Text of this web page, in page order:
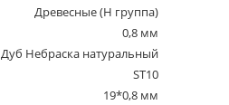
Древесные (Н группа)
0,8 мм
Дуб Небраска натуральный
ST10
19*0,8 мм